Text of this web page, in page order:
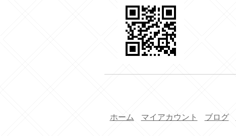
ホーム マイアカウント ブログ